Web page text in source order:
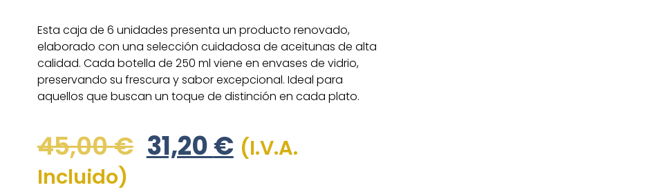
Esta caja de 6 unidades presenta un producto renovado,
elaborado con una selección cuidadosa de aceitunas de alta
calidad. Cada botella de 250 ml viene en envases de vidrio,
preservando su frescura y sabor excepcional. Ideal para
aquellos que buscan un toque de distinción en cada plato.
45,00€ 31,20€ (I.V.A.
Incluido)